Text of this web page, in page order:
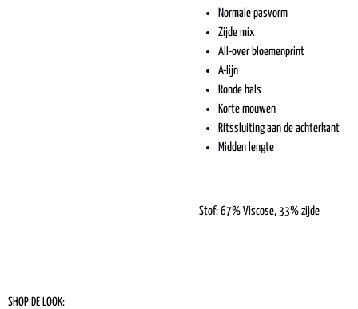
Normale pasvorm
Zijde mix
All-over bloemenprint
A-lijn
Ronde hals
Korte mouwen
Ritssluiting aan de achterkant
Midden lengte
Stof: 67% Viscose, 33% zijde
SHOP DE LOOK: